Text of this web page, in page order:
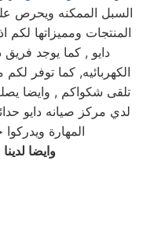
السبل الممكنه ويحرص
المنتجات ومميزاتها لكم
دايو , كما يوجد
تلقى شكواكم , وايضا
لدي مركز صيانه دايو
المهارة
وايضا لدينا